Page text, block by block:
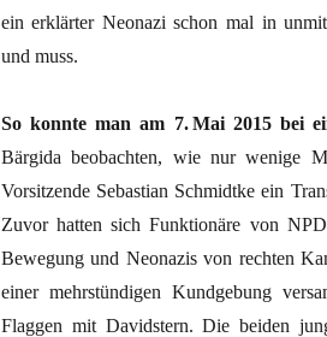
ein erklärter Neonazi schon mal in
und muss.
So konnte man am 7. Mai 2015 bei
Bärgida beobachten, wie nur wenige
Vorsitzende Sebastian Schmidtke ein
Zuvor hatten sich Funktionäre von
Bewegung und Neonazis von rechten
einer mehrstündigen Kundgebung
Flaggen mit Davidstern. Die beiden